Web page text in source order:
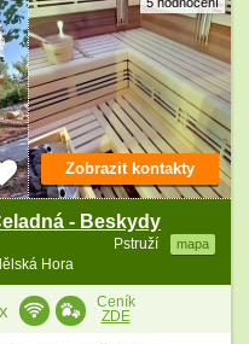
- Beskydy
Pstruží mapa
Hora
Zobrazit kontakty
Ceník
ZDE